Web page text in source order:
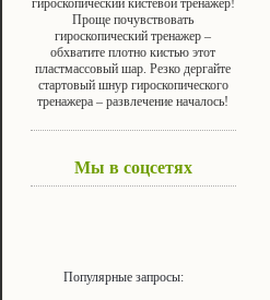
гироскопический кистевой тренажер!
Проще почувствовать
гироскопический тренажер –
обхватите плотно кистью этот
пластмассовый шар. Резко дергайте
стартовый шнур гироскопического
тренажера – развлечение началось!
Мы в соцсетях
Популярные запросы: